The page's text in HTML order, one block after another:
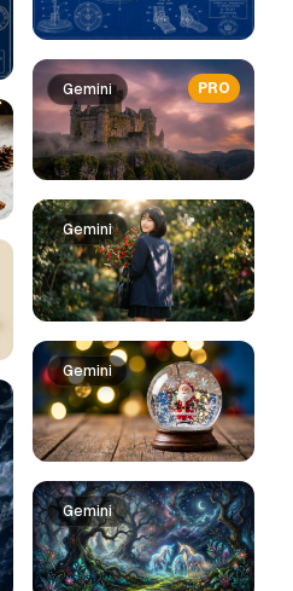
PRO
Gemini
Gemini
Gemini
Gemini